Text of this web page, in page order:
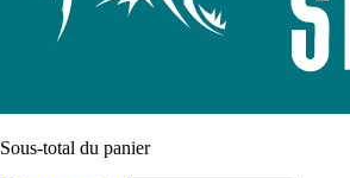
Sous-total du panier